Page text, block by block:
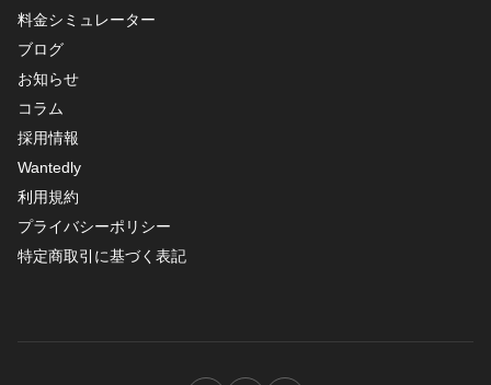
料金シミュレーター
ブログ
お知らせ
コラム
採用情報
Wantedly
利用規約
プライバシーポリシー
特定商取引に基づく表記